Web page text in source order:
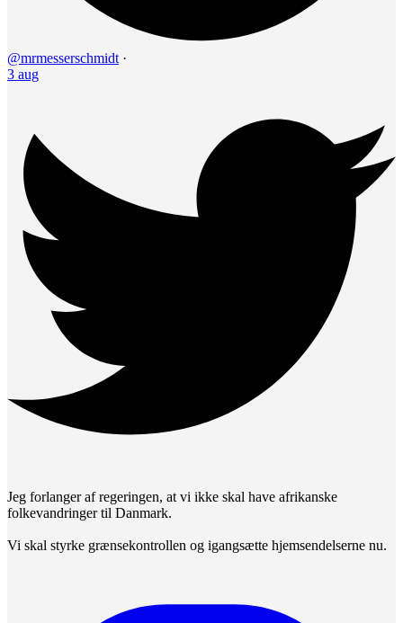
@mrmesserschmidt ·
3 aug
Jeg forlanger af regeringen, at vi ikke skal have afrikanske
folkevandringer til Danmark.
Vi skal styrke grænsekontrollen og igangsætte hjemsendelserne nu.